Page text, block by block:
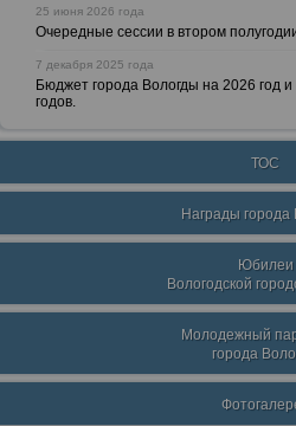
25 июня 2026 года
Очередные сессии в втором
7 декабря 2025 года
Бюджет города Вологды на 2026 год
годов.
ТОС
Награды города
Юбилеи
Вологодской
Молодежный
города